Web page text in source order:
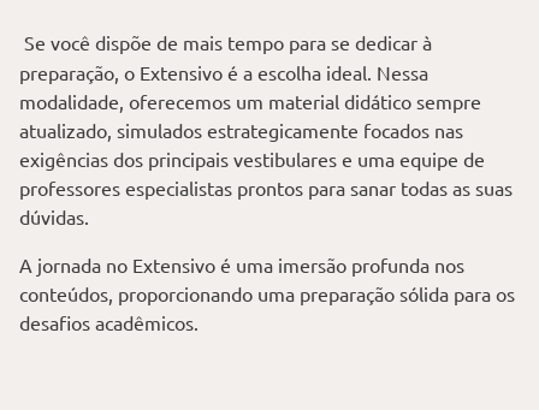
Se você dispõe de mais tempo para se dedicar à
preparação, o Extensivo é a escolha ideal. Nessa
modalidade, oferecemos um material didático sempre
atualizado, simulados estrategicamente focados nas
exigências dos principais vestibulares e uma equipe de
professores especialistas prontos para sanar todas as suas
dúvidas.
A jornada no Extensivo é uma imersão profunda nos
conteúdos, proporcionando uma preparação sólida para os
desafios acadêmicos.